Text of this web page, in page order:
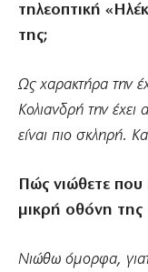
τηλεοπτική
της;
Ως χαρακτήρα την
Κολιανδρή την έχει
είναι πιο σκληρή.
Πώς νιώθετε που
μικρή οθόνη της
Νιώθω όμορφα, γιατί